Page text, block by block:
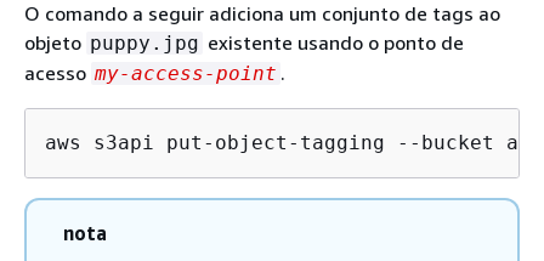
O comando a seguir adiciona um conjunto de tags ao
objeto puppy.jpg existente usando o ponto de
acesso my-access-point .
aws s3api put-object-tagging --bucket
nota